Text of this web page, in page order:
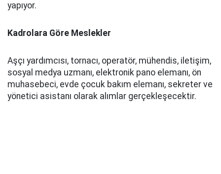
yapıyor.
Kadrolara Göre Meslekler
Aşçı yardımcısı, tornacı, operatör, mühendis, iletişim,
sosyal medya uzmanı, elektronik pano elemanı, ön
muhasebeci, evde çocuk bakım elemanı, sekreter ve
yönetici asistanı olarak alımlar gerçekleşecektir.